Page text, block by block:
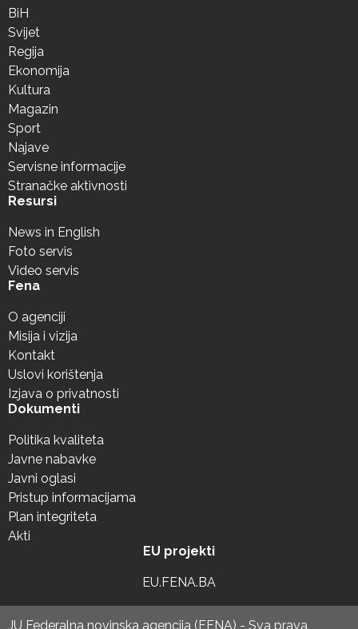
BiH
Svijet
Regija
Ekonomija
Kultura
Magazin
Sport
Najave
Servisne informacije
Stranačke aktivnosti
Resursi
News in English
Foto servis
Video servis
Fena
O agenciji
Misija i vizija
Kontakt
Uslovi korištenja
Izjava o privatnosti
Dokumenti
Politika kvaliteta
Javne nabavke
Javni oglasi
Pristup informacijama
Plan integriteta
Akti
EU projekti
EU.FENA.BA
JU Federalna novinska agencija (FENA) - Sva prava